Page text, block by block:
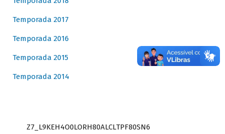
Temporada 2017
Temporada 2016
Temporada 2015
Temporada 2014
Z7_L9KEH4O0LORH80ALCLTPF80SN6